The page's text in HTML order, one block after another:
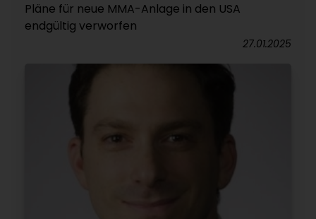
Pläne für neue MMA-Anlage in den USA
endgültig verworfen
27.01.2025